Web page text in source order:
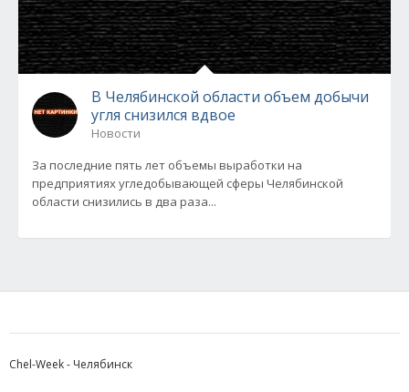
В Челябинской области объем добычи
угля снизился вдвое
Новости
За последние пять лет объемы выработки на
предприятиях угледобывающей сферы Челябинской
области снизились в два раза...
Chel-Week - Челябинск